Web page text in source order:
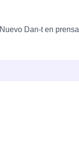
Nuevo Dan-t en prensa